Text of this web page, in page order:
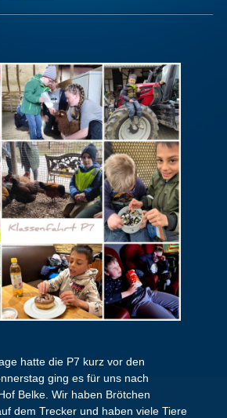
hatte die P7 kurz vor den
ging es für uns nach
Belke. Wir haben Brötchen
dem Trecker und haben viele Tiere